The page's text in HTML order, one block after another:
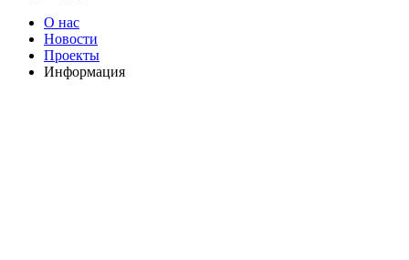
О нас
Новости
Проекты
Информация